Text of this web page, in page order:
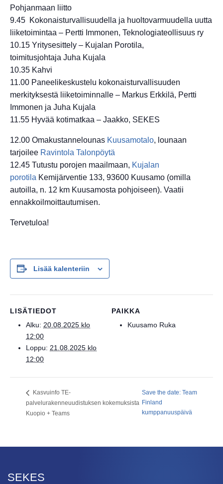
Pohjanmaan liitto
9.45 Kokonaisturvallisuudella ja huoltovarmuudella uutta
liiketoimintaa – Pertti Immonen, Teknologiateollisuus ry
10.15 Yritysesittely – Kujalan Porotila,
toimitusjohtaja Juha Kujala
10.35 Kahvi
11.00 Paneelikeskustelu kokonaisturvallisuuden
merkityksestä liiketoiminnalle – Markus Erkkilä, Pertti
Immonen ja Juha Kujala
11.55 Hyvää kotimatkaa – Jaakko, SEKES
12.00 Omakustannelounas Kuusamotalo, lounaan
tarjoilee Ravintola Talonpöytä
12.45 Tutustu porojen maailmaan, Kujalan
porotila Kemijärventie 133, 93600 Kuusamo (omilla
autoilla, n. 12 km Kuusamosta pohjoiseen). Vaatii
ennakkoilmoittautumisen.
Tervetuloa!
Lisää kalenteriin
LISÄTIEDOT
Alku: 20.08.2025 klo
12:00
Loppu: 21.08.2025 klo
12:00
PAIKKA
Kuusamo Ruka
Kasvuinfo TE-
palvelurakenneuudistuksen kokemuksista
Kuopio + Teams
Save the date: Team
Finland
kumppanuuspäivä
SEKES